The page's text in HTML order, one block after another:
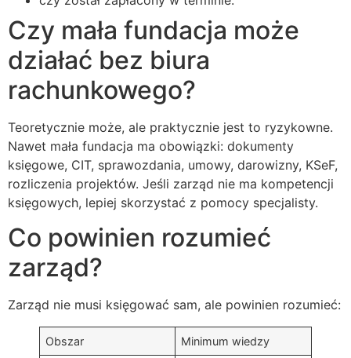
Czy mała fundacja może
działać bez biura
rachunkowego?
Teoretycznie może, ale praktycznie jest to ryzykowne.
Nawet mała fundacja ma obowiązki: dokumenty
księgowe, CIT, sprawozdania, umowy, darowizny, KSeF,
rozliczenia projektów. Jeśli zarząd nie ma kompetencji
księgowych, lepiej skorzystać z pomocy specjalisty.
Co powinien rozumieć
zarząd?
Zarząd nie musi księgować sam, ale powinien rozumieć:
Obszar Minimum wiedzy